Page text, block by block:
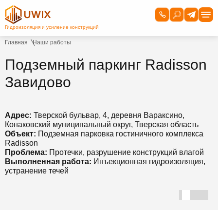
Главная Наши работы
Подземный паркинг Radisson
Завидово
Адрес: Тверской бульвар, 4, деревня Вараксино,
Конаковский муниципальный округ, Тверская область
Объект: Подземная парковка гостиничного комплекса
Radisson
Проблема: Протечки, разрушение конструкций влагой
Выполненная работа: Инъекционная гидроизоляция,
устранение течей